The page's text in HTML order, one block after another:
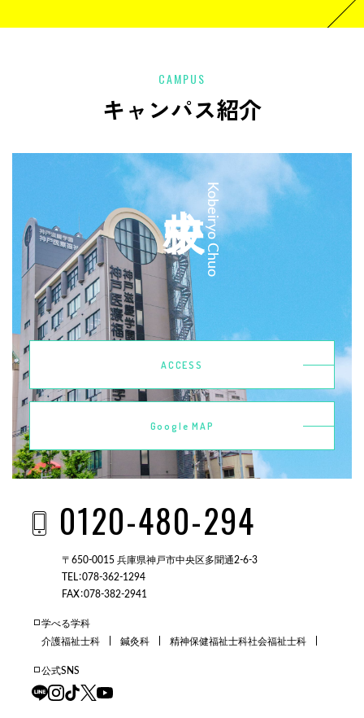
CAMPUS
キャンパス紹介
Kobeiryo Chuo
ACCESS
Google MAP
0120-480-294
〒650-0015 兵庫県神戸市中央区多聞通2-6-3
TEL：078-362-1294
FAX：078-382-2941
学べる学科
介護福祉士科
鍼灸科 精神保健福祉士科社会福祉士科
公式SNS